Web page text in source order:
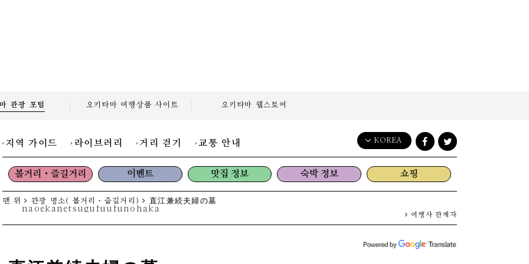
관광 포털 오키타마 여행상품 사이트 오키타마 웹스토어
지역 가이드 라이브러리 거리 걷기 교통 안내 KOREA
English
日本語
한국어
볼거리・즐길거리 이벤트 맛집 정보 숙박 정보 쇼핑
맨 위 관광 명소( 볼거리・즐길거리) 直江兼続夫婦の墓
naoekanetsugufuufunohaka
여행사 관계자